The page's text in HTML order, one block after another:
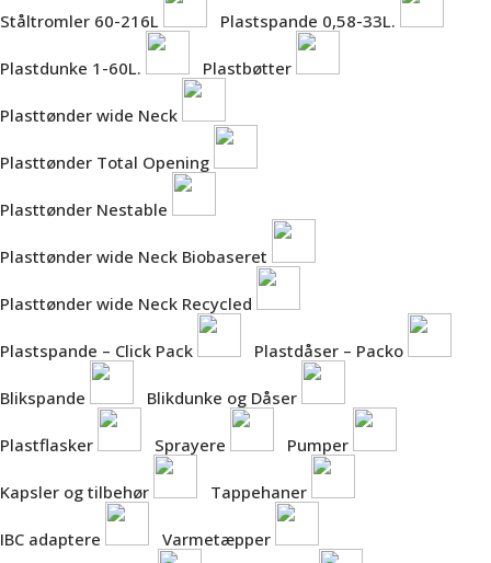
Ståltromler 60-216L Plastspande 0,58-33L.
Plastdunke 1-60L. Plastbøtter
Plasttønder wide Neck
Plasttønder Total Opening
Plasttønder Nestable
Plasttønder wide Neck Biobaseret
Plasttønder wide Neck Recycled
Plastspande – Click Pack Plastdåser – Packo
Blikspande Blikdunke og Dåser
Plastflasker Sprayere Pumper
Kapsler og tilbehør Tappehaner
IBC adaptere Varmetæpper